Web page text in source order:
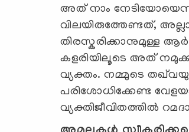
അത് നാം
വിലയിരുത്തേണ്ടത്,
തിരസ്കരിക്കാനുമുള്ള
കളരിയിലൂടെ അത് നമുക്ക്
വ്യക്തം. നമ്മുടെ
പരിശോധിക്കേണ്ട
വ്യക്തിജീവിതത്തില്‍